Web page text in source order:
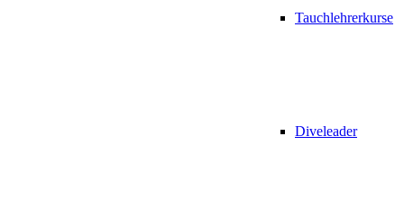
Tauchlehrerkurse
Diveleader